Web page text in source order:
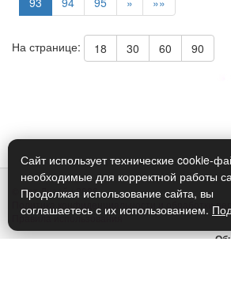
На странице: 18 30 60 90
© Арт Дизайн 2026
Политика конфиденциальности и обработки
Правила использования
Сайт использует технические cookie-
необходимые для корректной работы
Продолжая использование сайта, вы
соглашаетесь с их использованием.